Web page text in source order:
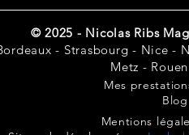
© 2025 - Nicolas Ribs
- Strasbourg - Nice
Metz -
Mes
Blog
Mentions